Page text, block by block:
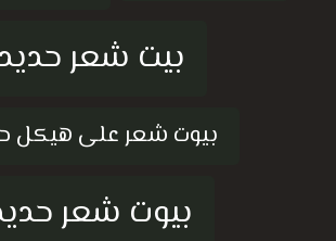
بيت شعر حديد
بيوت شعر على هيكل
بيوت شعر